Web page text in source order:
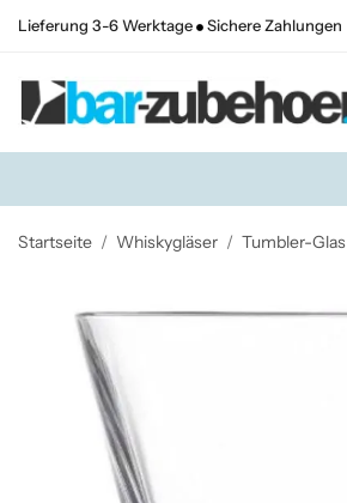
Lieferung 3-6 Werktage Sichere Zahlungen
Startseite / Whiskygläser / Tumbler-Glas